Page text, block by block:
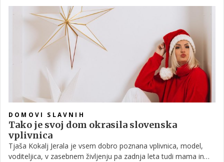
ki nam je zaupala, kakšni so letošnji trendi na tem področju.
DOMOVI SLAVNIH
Tako je svoj dom okrasila slovenska
vplivnica
Tjaša Kokalj Jerala je vsem dobro poznana vplivnica, model,
voditeljica, v zasebnem življenju pa zadnja leta tudi mama in